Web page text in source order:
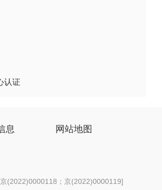
认证
息 网站地图
(2022)0000118；京(2022)0000119]